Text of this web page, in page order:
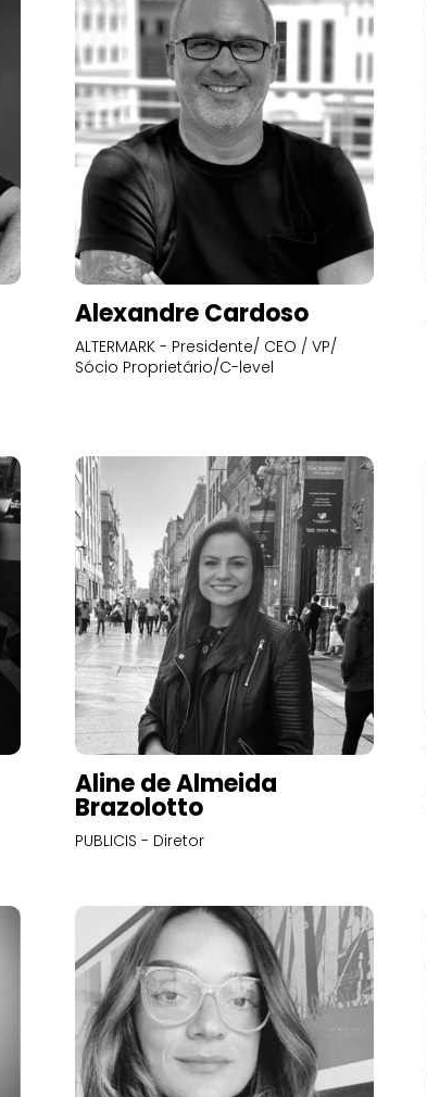
Alexandre Cardoso
ALTERMARK - Presidente/ CEO / VP/
Sócio Proprietário/C-level
Aline de Almeida
Brazolotto
PUBLICIS - Diretor